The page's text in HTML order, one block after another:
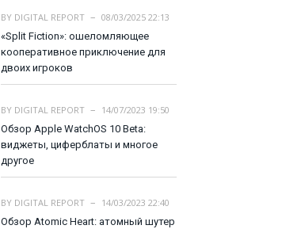
BY DIGITAL REPORT
08/03/2025 22:13
«Split Fiction»: ошеломляющее
кооперативное приключение для
двоих игроков
BY DIGITAL REPORT
14/07/2023 19:50
Обзор Apple WatchOS 10 Beta:
виджеты, циферблаты и многое
другое
BY DIGITAL REPORT
14/03/2023 22:40
Обзор Atomic Heart: атомный шутер